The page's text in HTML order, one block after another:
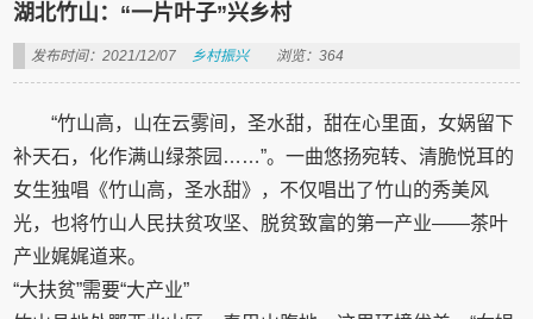
湖北竹山：“一片叶子”兴乡村
发布时间：2021/12/07 乡村振兴 浏览：364
“竹山高，山在云雾间，圣水甜，甜在心里面，女娲留下
补天石，化作满山绿茶园……”。一曲悠扬宛转、清脆悦耳的
女生独唱《竹山高，圣水甜》，不仅唱出了竹山的秀美风
光，也将竹山人民扶贫攻坚、脱贫致富的第一产业——茶叶
产业娓娓道来。
“大扶贫”需要“大产业”